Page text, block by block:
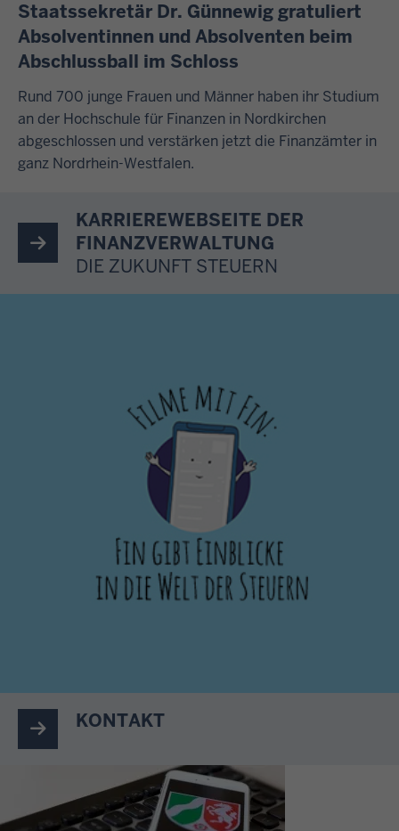
Staatssekretär Dr. Günnewig gratuliert
Absolventinnen und Absolventen beim
Abschlussball im Schloss
Rund 700 junge Frauen und Männer haben ihr Studium
an der Hochschule für Finanzen in Nordkirchen
abgeschlossen und verstärken jetzt die Finanzämter in
ganz Nordrhein-Westfalen.
KARRIEREWEBSEITE DER
FINANZVERWALTUNG
DIE ZUKUNFT STEUERN
KONTAKT